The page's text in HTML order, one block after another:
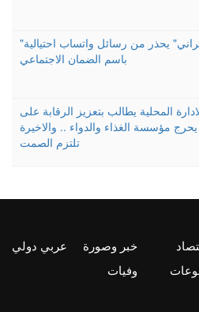
"الأمن السيبراني" يحذر من رسائل واتساب احتيالية
باسم الضمان الاجتماعي
المحلية يطالب بتعزيز الرقابة على
مؤسسة الغذاء والدواء .. والاخيرة
تلتزم الصمت
خبر وصورة
عربي دولي
وفيات